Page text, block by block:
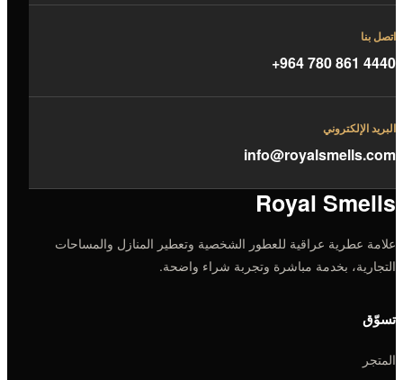
اتصل بنا
+964 780 861 4440
البريد الإلكتروني
info@royalsmells.com
Royal Smells
علامة عطرية عراقية للعطور الشخصية وتعطير المنازل والمساحات
التجارية، بخدمة مباشرة وتجربة شراء واضحة.
تسوّق
المتجر